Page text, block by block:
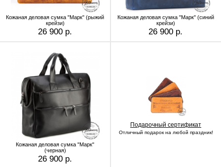
Кожаная деловая сумка "Марк" (рыжий
крейзи)
26 900 р.
Кожаная деловая сумка "Марк" (синий
крейзи)
26 900 р.
Кожаная деловая сумка "Марк"
(черная)
26 900 р.
Подарочный сертификат
Отличный подарок на любой праздник!